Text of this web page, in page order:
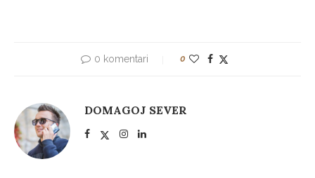
0 komentari 0
DOMAGOJ SEVER